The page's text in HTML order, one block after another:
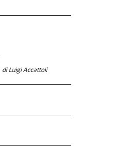
di Luigi Accattoli